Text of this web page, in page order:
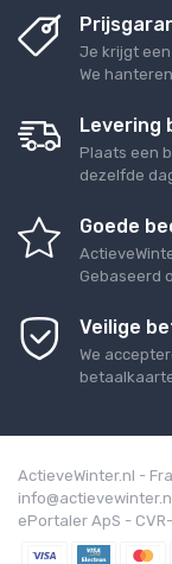
Je krijgt
We
Levering
Plaats een
dezelfde
Goede
Gebaseerd
Veilige
We
ActieveWinter.nl -
ePortaler ApS -